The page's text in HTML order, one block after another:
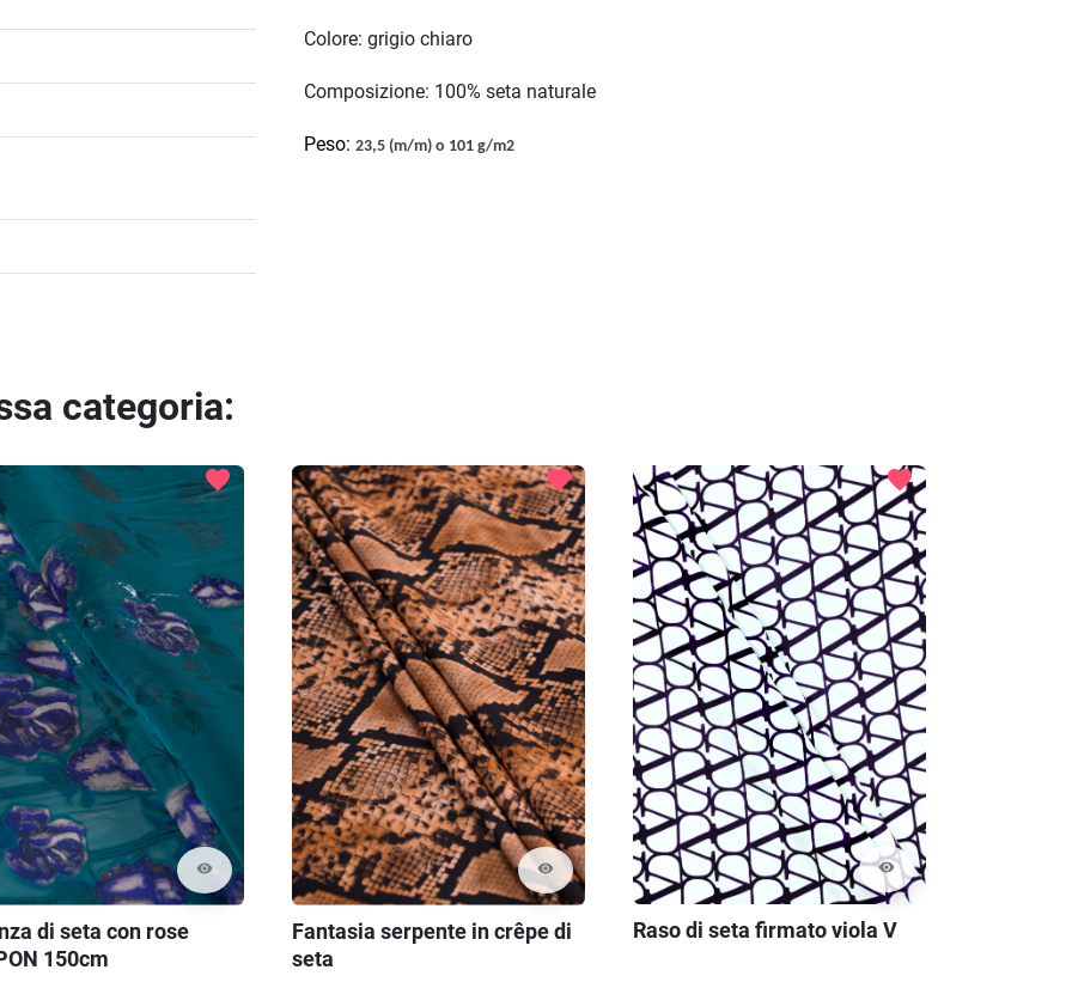
Colore: grigio chiaro
Composizione: 100% seta naturale
Peso: 23,5 (m/m) o 101 g/m2
categoria:
visibility
favorite
di seta con rose
150cm
visibility
favorite
Fantasia serpente in crêpe di
seta
visibility
favorite
Raso di seta firmato viola V